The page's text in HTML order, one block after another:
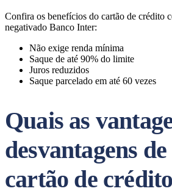
Confira os benefícios do cartão de crédito
negativado Banco Inter:
Não exige renda mínima
Saque de até 90% do limite
Juros reduzidos
Saque parcelado em até 60 vezes
Quais as
desvantagens
cartão de